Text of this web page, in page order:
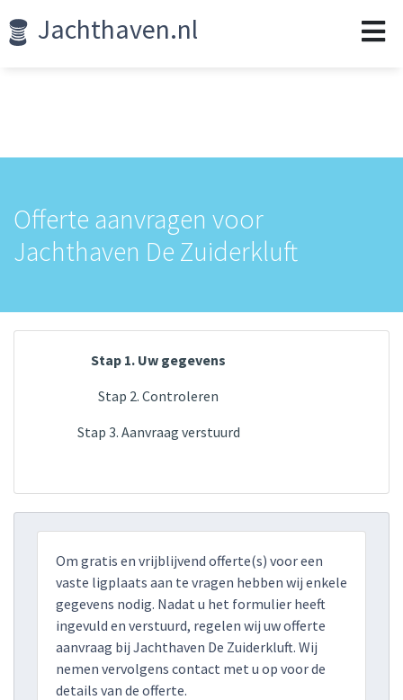
Jachthaven.nl
Offerte aanvragen voor
Jachthaven De Zuiderkluft
Stap 1. Uw gegevens
Stap 2. Controleren
Stap 3. Aanvraag verstuurd
Om gratis en vrijblijvend offerte(s) voor een
vaste ligplaats aan te vragen hebben wij enkele
gegevens nodig. Nadat u het formulier heeft
ingevuld en verstuurd, regelen wij uw offerte
aanvraag bij Jachthaven De Zuiderkluft. Wij
nemen vervolgens contact met u op voor de
details van de offerte.